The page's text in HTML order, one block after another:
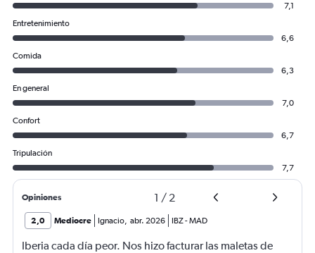
7,1
Entretenimiento
6,6
Comida
6,3
En general
7,0
Confort
6,7
Tripulación
7,7
Opiniones 1 / 2
2,0 Mediocre Ignacio, abr. 2026 IBZ-MAD
Iberia cada día peor. Nos hizo facturar las maletas de